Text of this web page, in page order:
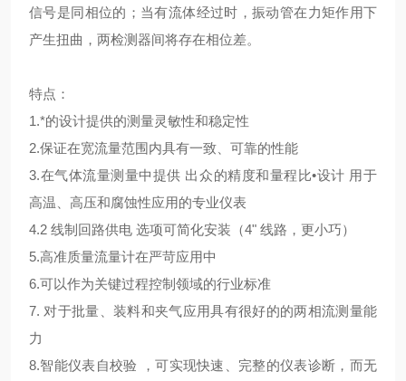
信号是同相位的；当有流体经过时，振动管在力矩作用下
产生扭曲，两检测器间将存在相位差。
特点：
1.*的设计提供的测量灵敏性和稳定性
2.保证在宽流量范围内具有一致、可靠的性能
3.在气体流量测量中提供 出众的精度和量程比•设计 用于
高温、高压和腐蚀性应用的专业仪表
4.2 线制回路供电 选项可简化安装（4" 线路，更小巧）
5.高准质量流量计在严苛应用中
6.可以作为关键过程控制领域的行业标准
7. 对于批量、装料和夹气应用具有很好的的两相流测量能
力
8.智能仪表自校验 ，可实现快速、完整的仪表诊断，而无